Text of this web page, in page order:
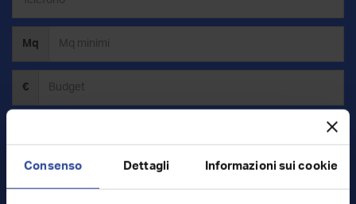
Consenso Dettagli Informazioni sui cookie
Mq
€
Ho letto e accetto